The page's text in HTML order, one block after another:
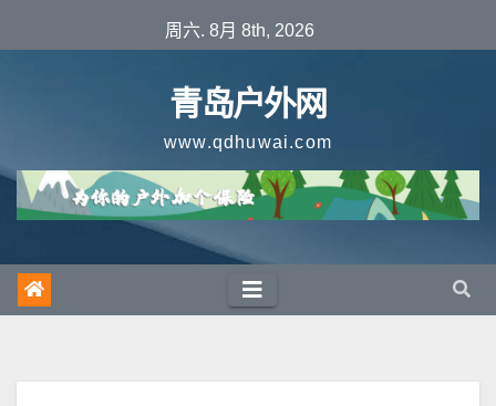
至
周六. 8月 8th, 2026
青岛户外网
www.qdhuwai.com